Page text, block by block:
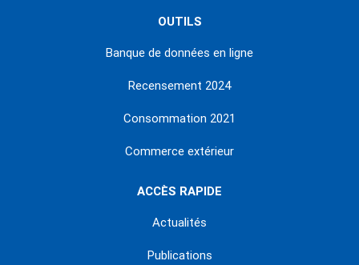
OUTILS
Banque de données en ligne
Recensement 2024
Consommation 2021
Commerce extérieur
ACCÈS RAPIDE
Actualités
Publications